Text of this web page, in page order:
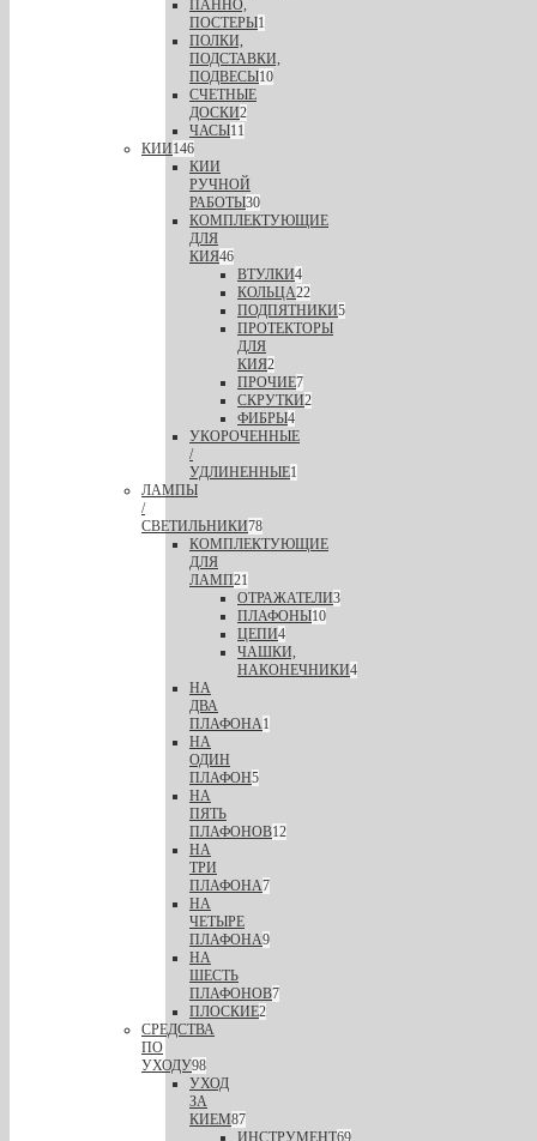
ПАННО,
ПОСТЕРЫ1
ПОЛКИ,
ПОДСТАВКИ,
ПОДВЕСЫ10
СЧЕТНЫЕ
ДОСКИ2
ЧАСЫ11
КИИ146
КИИ
РУЧНОЙ
РАБОТЫ30
КОМПЛЕКТУЮЩИЕ
ДЛЯ
КИЯ46
ВТУЛКИ4
КОЛЬЦА22
ПОДПЯТНИКИ5
ПРОТЕКТОРЫ
ДЛЯ
КИЯ2
ПРОЧИЕ7
СКРУТКИ2
ФИБРЫ4
УКОРОЧЕННЫЕ
/
УДЛИНЕННЫЕ1
ЛАМПЫ
/
СВЕТИЛЬНИКИ78
КОМПЛЕКТУЮЩИЕ
ДЛЯ
ЛАМП21
ОТРАЖАТЕЛИ3
ПЛАФОНЫ10
ЦЕПИ4
ЧАШКИ,
НАКОНЕЧНИКИ4
НА
ДВА
ПЛАФОНА1
НА
ОДИН
ПЛАФОН5
НА
ПЯТЬ
ПЛАФОНОВ12
НА
ТРИ
ПЛАФОНА7
НА
ЧЕТЫРЕ
ПЛАФОНА9
НА
ШЕСТЬ
ПЛАФОНОВ7
ПЛОСКИЕ2
СРЕДСТВА
ПО
УХОДУ98
УХОД
ЗА
КИЕМ87
ИНСТРУМЕНТ69